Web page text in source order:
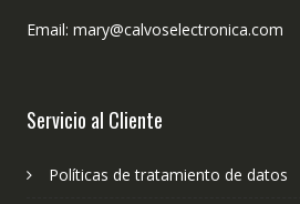
Email: mary@calvoselectronica.com
Servicio al Cliente
Políticas de tratamiento de datos